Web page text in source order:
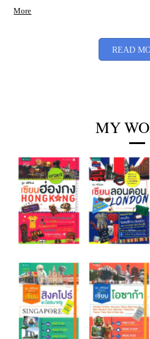
#DusitCentralPark
MY